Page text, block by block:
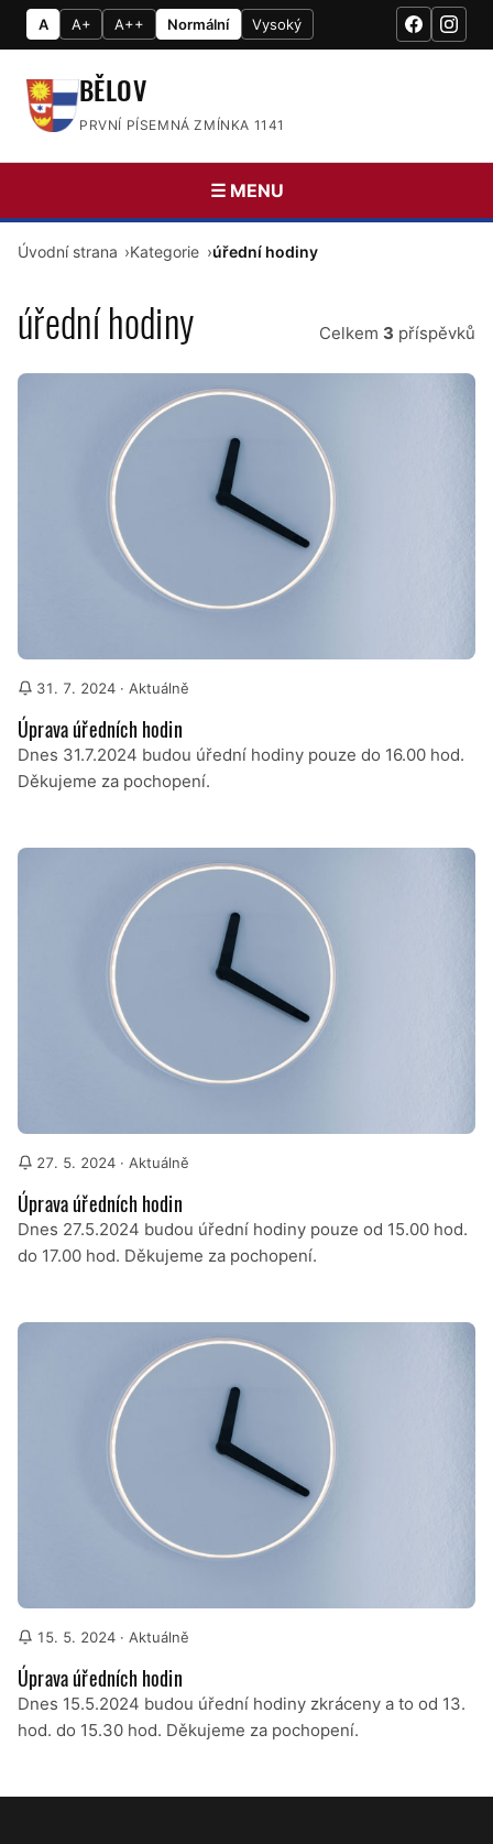
A A+ A++ Normální Vysoký
BĚLOV
PRVNÍ PÍSEMNÁ ZMÍNKA 1141
☰ MENU
Úvodní strana Kategorie úřední hodiny
úřední hodiny Celkem 3 příspěvků
31. 7. 2024 · Aktuálně
Úprava úředních hodin
Dnes 31.7.2024 budou úřední hodiny pouze do 16.00 hod.
Děkujeme za pochopení.
27. 5. 2024 · Aktuálně
Úprava úředních hodin
Dnes 27.5.2024 budou úřední hodiny pouze od 15.00 hod.
do 17.00 hod. Děkujeme za pochopení.
15. 5. 2024 · Aktuálně
Úprava úředních hodin
Dnes 15.5.2024 budou úřední hodiny zkráceny a to od 13.
hod. do 15.30 hod. Děkujeme za pochopení.